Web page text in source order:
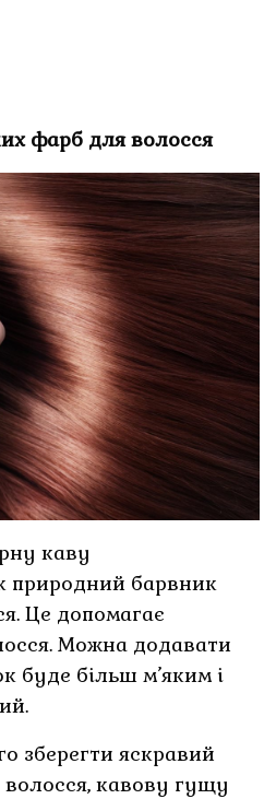
фарб для волосся
каву
природний барвник
Це допомагає
Можна додавати
буде більш м’яким і
зберегти яскравий
кавову гущу